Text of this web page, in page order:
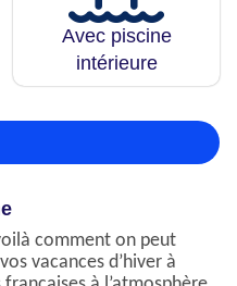
Avec piscine
intérieure
comment on peut
vacances d’hiver à